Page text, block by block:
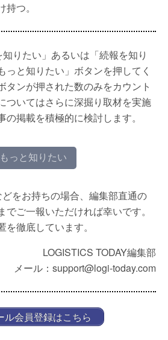
つ。
りたい」あるいは「続報を知り
っと知りたい」ボタンを押してく
タンが押された数のみをカウント
ついてはさらに深掘り取材を実施
の掲載を積極的に検討します。
もっと知りたい
をお持ちの場合、編集部直通の
ご一報いただければ幸いです。
徹底しています。
LOGISTICS TODAY編集部
メール：support@logi-today.com
ル会員登録はこちら